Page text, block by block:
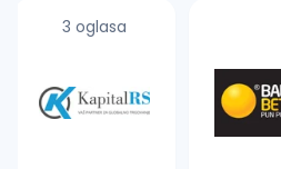
Takođe možete da:
proverite pravopisne
3 oglasa